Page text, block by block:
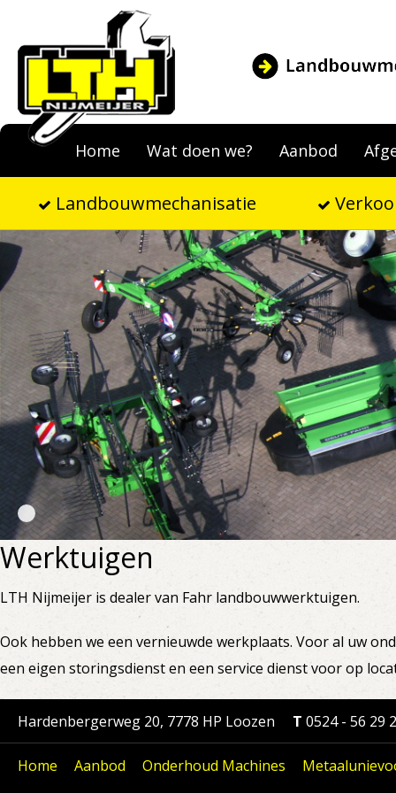
Home Wat doen we? Aanbod
Landbouwmechanisatie
Werktuigen
LTH Nijmeijer is dealer van Fahr landbouwwerktuigen.
Ook hebben we een vernieuwde werkplaats. Voor al uw
een eigen storingsdienst en een service dienst voor op
Hardenbergerweg 20, 7778 HP Loozen T 0524 - 56 29
Home Aanbod Onderhoud Machines